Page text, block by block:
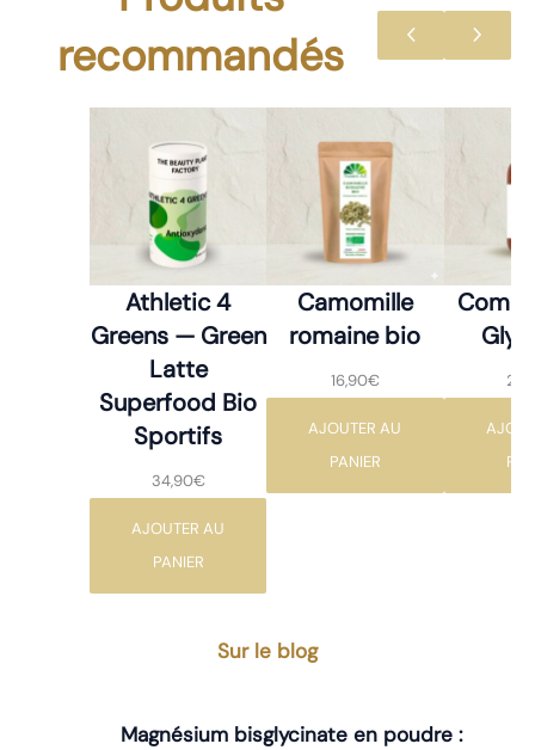
recommandés
Athletic 4
Greens — Green
Latte
Superfood Bio
Sportifs
34,90€
AJOUTER AU
PANIER
Camomille
romaine bio
16,90€
AJOUTER AU
PANIER
Sur le blog
Magnésium bisglycinate en poudre :